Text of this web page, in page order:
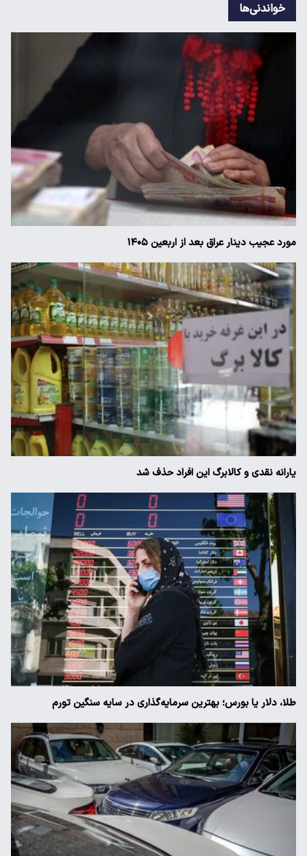
خواندنی‌ها
مورد عجیب دینار عراق بعد از اربعین ۱۴۰۵
یارانه نقدی و کالابرگ این افراد حذف شد
طلا، دلار یا بورس؛ بهترین سرمایه‌گذاری در سایه سنگین تورم